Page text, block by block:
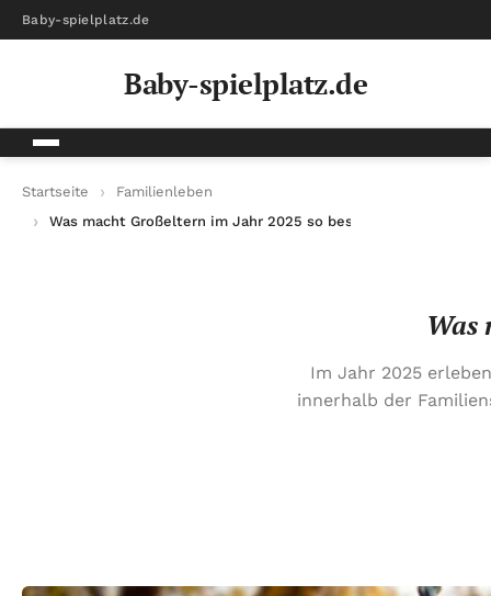
Baby-spielplatz.de
Baby-spielplatz.de
Startseite
Familienleben
Was macht Großeltern im Jahr 2025 so besonders?
Was
Im Jahr 2025
innerhalb der